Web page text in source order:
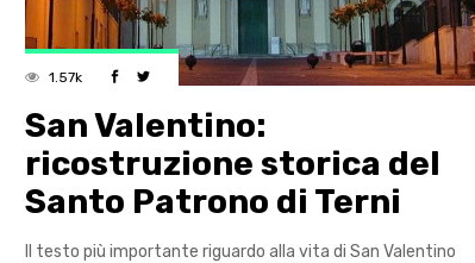
1.57k
San Valentino:
ricostruzione storica del
Santo Patrono di Terni
Il testo più importante riguardo alla vita di San Valentino